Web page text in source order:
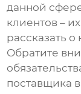
данной
клиентов –
рассказать
Обратите
поставщика